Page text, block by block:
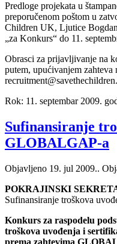
Predloge projekata u
preporučenom poštom u
Children UK, Ljutice
„za Konkurs“ do 11.
Obrasci za prijavljivanje na
putem, upućivanjem zahteva
Rok: 11. septembar 2009.
Sufinansiranje
GLOBALGAP-a
Objavljeno 19. jul 2009..
POKRAJINSKI
Sufinansiranje troškova
Konkurs za raspodelu
troškova uvođenja i